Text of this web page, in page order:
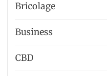
Bricolage
Business
CBD